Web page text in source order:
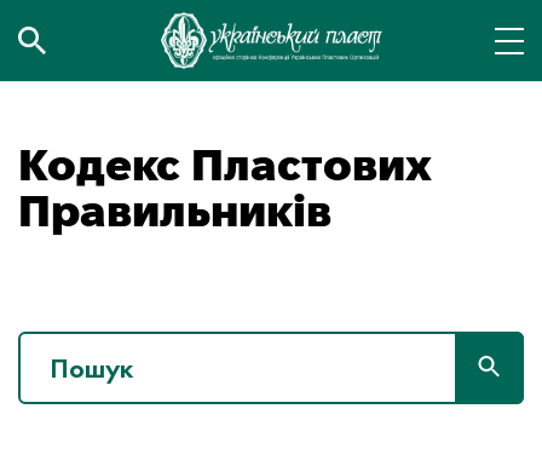
Кодекс Пластових
Правильників